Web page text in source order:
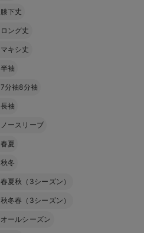
膝下丈
ロング丈
マキシ丈
半袖
7分袖8分袖
長袖
ノースリーブ
春夏
秋冬
春夏秋（3シーズン）
秋冬春（3シーズン）
オールシーズン